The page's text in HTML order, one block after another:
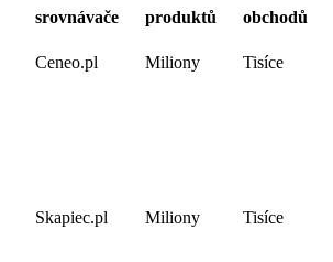
srovnávače
produktů
obchodů
Ceneo.pl Miliony Tisíce
Skapiec.pl Miliony Tisíce